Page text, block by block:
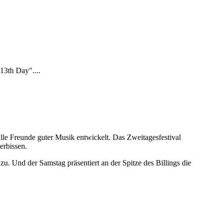
Day"....
Freunde guter Musik entwickelt. Das Zweitagesfestival
Und der Samstag präsentiert an der Spitze des Billings die